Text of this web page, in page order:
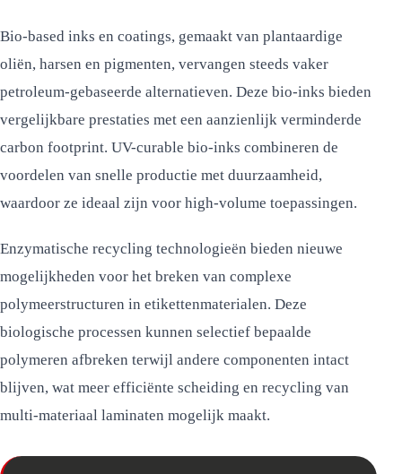
Bio-based inks en coatings, gemaakt van plantaardige
oliën, harsen en pigmenten, vervangen steeds vaker
petroleum-gebaseerde alternatieven. Deze bio-inks bieden
vergelijkbare prestaties met een aanzienlijk verminderde
carbon footprint. UV-curable bio-inks combineren de
voordelen van snelle productie met duurzaamheid,
waardoor ze ideaal zijn voor high-volume toepassingen.
Enzymatische recycling technologieën bieden nieuwe
mogelijkheden voor het breken van complexe
polymeerstructuren in etikettenmaterialen. Deze
biologische processen kunnen selectief bepaalde
polymeren afbreken terwijl andere componenten intact
blijven, wat meer efficiënte scheiding en recycling van
multi-materiaal laminaten mogelijk maakt.